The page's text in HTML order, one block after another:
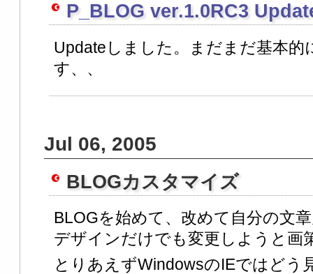
P_BLOG ver.1.0RC3
Updateしました。まだまだ基本的
す、、
Jul 06, 2005
BLOGカスタマイズ
BLOGを始めて、改めて自分の文
デザインだけでも変更しようと画
とりあえずWindowsのIEではどう